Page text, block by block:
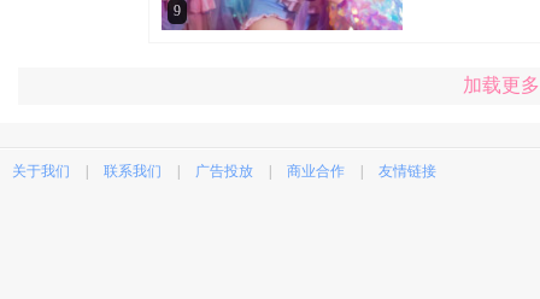
9
加载更
关于我们 联系我们 广告投放 商业合作 友情链接